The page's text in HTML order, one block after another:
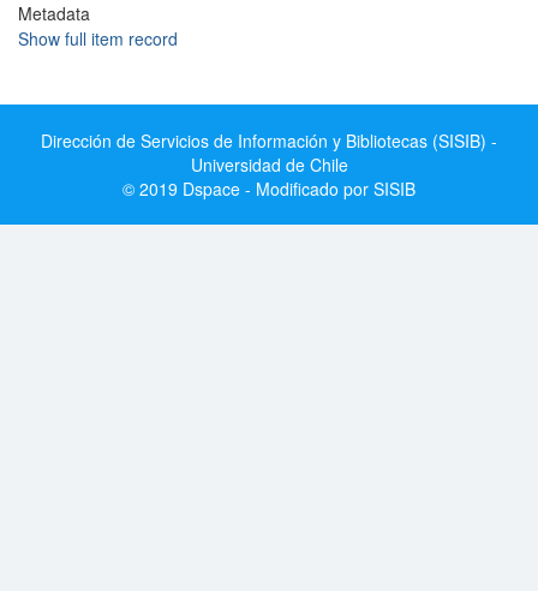
Metadata
Show full item record
Dirección de Servicios de Información y Bibliotecas (SISIB) -
Universidad de Chile
© 2019 Dspace - Modificado por SISIB